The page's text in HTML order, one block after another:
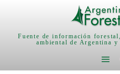
Fuente de información
ambiental de Argentina